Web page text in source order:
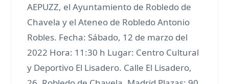
AEPUZZ, el Ayuntamiento de Robledo de
Chavela y el Ateneo de Robledo Antonio
Robles. Fecha: Sábado, 12 de marzo del
2022 Hora: 11:30 h Lugar: Centro Cultural
y Deportivo El Lisadero. Calle El Lisadero,